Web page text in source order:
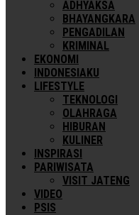
ADHYAKSA
BHAYANGKARA
PENGADILAN
KRIMINAL
EKONOMI
INDONESIAKU
LIFESTYLE
TEKNOLOGI
OLAHRAGA
HIBURAN
KULINER
INSPIRASI
PARIWISATA
VISIT JATENG
VIDEO
PSIS